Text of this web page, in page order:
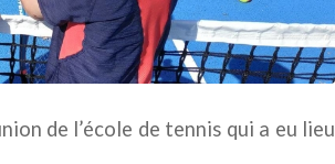
de l’école de tennis qui a eu lieu